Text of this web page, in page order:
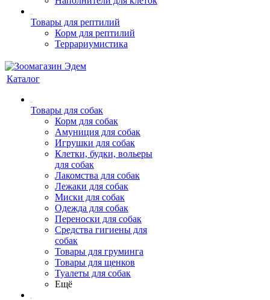
Товары для рептилий
Корм для рептилий
Террариумистика
Каталог
Товары для собак
Корм для собак
Амуниция для собак
Игрушки для собак
Клетки, будки, вольеры
для собак
Лакомства для собак
Лежаки для собак
Миски для собак
Одежда для собак
Переноски для собак
Средства гигиены для
собак
Товары для груминга
Товары для щенков
Туалеты для собак
Ещё